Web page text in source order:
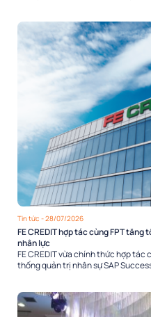
Tin tức - 28/07/2026
FE CREDIT hợp tác cùng FPT
nhân lực
FE CREDIT vừa chính thức hợp tác
thống quản trị nhân sự SAP